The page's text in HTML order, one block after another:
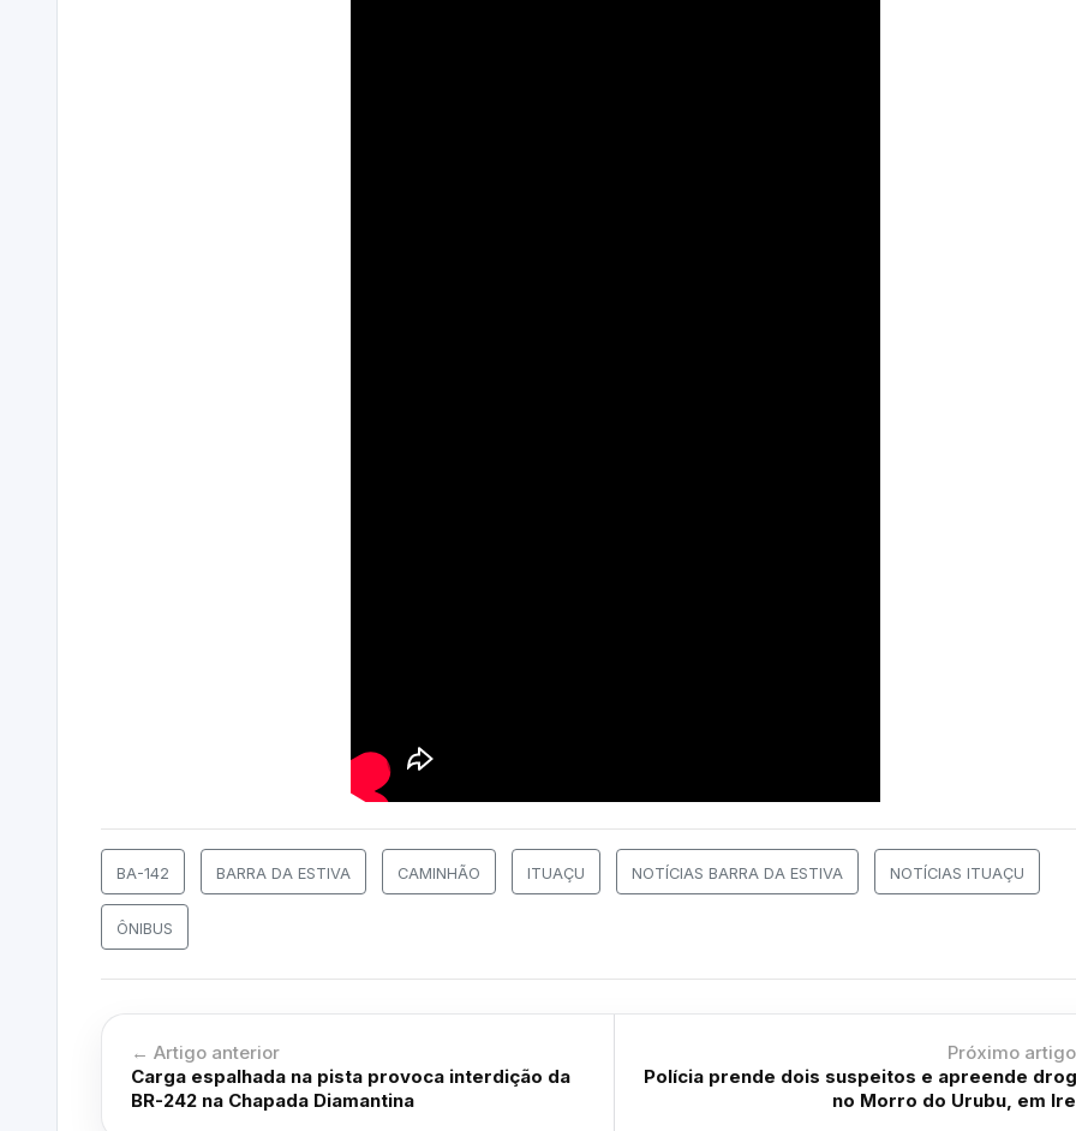
BA-142 BARRA DA ESTIVA CAMINHÃO ITUAÇU NOTÍCIAS BARRA DA ESTIVA NOTÍCIAS ITUAÇU
ÔNIBUS
← Artigo anterior
Carga espalhada na pista provoca interdição da
BR-242 na Chapada Diamantina
Próximo
Polícia prende dois suspeitos e apreende
no Morro do Urubu, em